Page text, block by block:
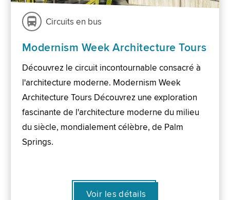
Circuits en bus
Modernism Week Architecture Tours
Découvrez le circuit incontournable consacré à
l'architecture moderne. Modernism Week
Architecture Tours Découvrez une exploration
fascinante de l'architecture moderne du milieu
du siècle, mondialement célèbre, de Palm
Springs.
Voir les détails